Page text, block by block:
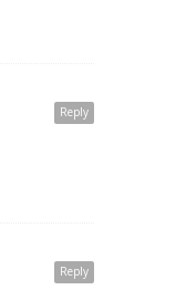
Reply
Reply